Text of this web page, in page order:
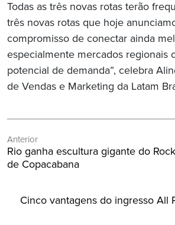
Todas as três novas rotas terão
três novas rotas que hoje
compromisso de conectar ainda
especialmente mercados regionais
potencial de demanda”, celebra
de Vendas e Marketing da Latam
de
Post
Anterior
Post
Anterior:
Rio ganha escultura gigante do
de Copacabana
Próximo
Cinco vantagens do ingresso All